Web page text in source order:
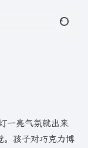
一亮气氛就出来
。孩子对巧克力博